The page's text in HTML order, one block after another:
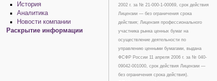
История
Аналитика
Новости компании
Раскрытие информации
2002 г. за № 21-000-1-00069, срок действия
Лицензии — без ограничения срока
действия; Лицензия профессионального
участника рынка ценных бумаг на
осуществление деятельности по
управлению ценными бумагами, выдана
ФСФР России 11 апреля 2006 г. за № 040-
09042-001000, срок действия Лицензии —
без ограничения срока действия).